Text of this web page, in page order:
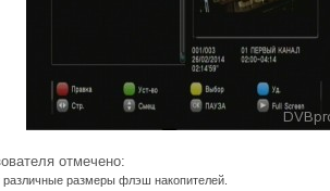
отмечено:
размеры флэш накопителей.